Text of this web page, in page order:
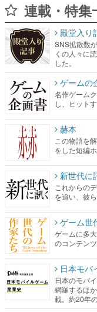
連載・特集
殿堂入り
SNS拡散数
くの人々に
した。
ゲームの
名作ゲーム
し、ヒット
赫本
この物語を
をした短編
新世代に
これからの
を追い、彼
ゲーム世
ゲームに多
のコンテン
日本モバ
日本のモバ
網羅するほ
載。約20年